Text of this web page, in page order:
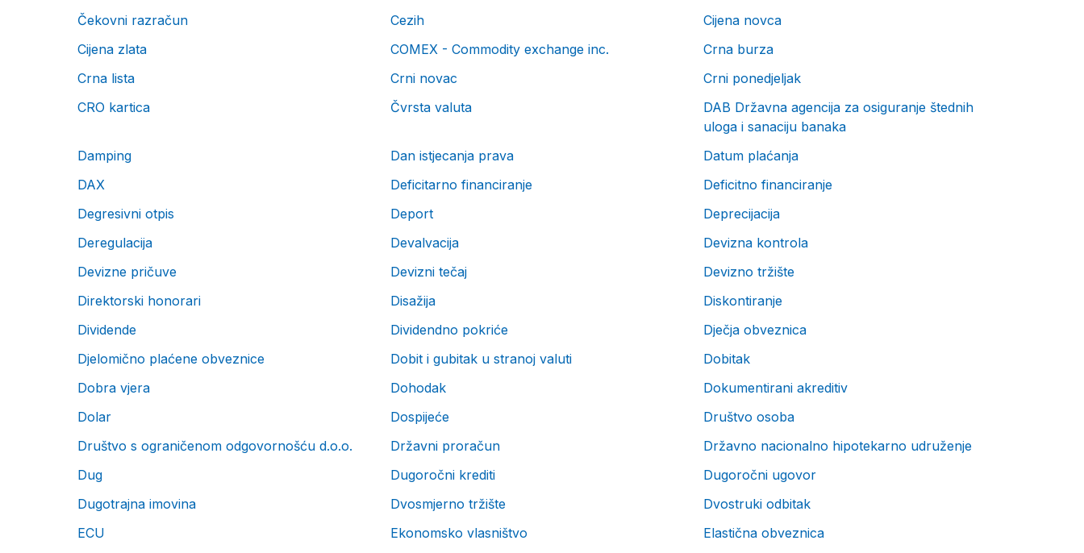
Čekovni razračun
Cezih
Cijena novca
Cijena zlata
COMEX - Commodity exchange inc.
Crna burza
Crna lista
Crni novac
Crni ponedjeljak
CRO kartica
Čvrsta valuta
DAB Državna agencija za osiguranje štednih
uloga i sanaciju banaka
Damping
Dan istjecanja prava
Datum plaćanja
DAX
Deficitarno financiranje
Deficitno financiranje
Degresivni otpis
Deport
Deprecijacija
Deregulacija
Devalvacija
Devizna kontrola
Devizne pričuve
Devizni tečaj
Devizno tržište
Direktorski honorari
Disažija
Diskontiranje
Dividende
Dividendno pokriće
Dječja obveznica
Djelomično plaćene obveznice
Dobit i gubitak u stranoj valuti
Dobitak
Dobra vjera
Dohodak
Dokumentirani akreditiv
Dolar
Dospijeće
Društvo osoba
Društvo s ograničenom odgovornošću d.o.o.
Državni proračun
Državno nacionalno hipotekarno udruženje
Dug
Dugoročni krediti
Dugoročni ugovor
Dugotrajna imovina
Dvosmjerno tržište
Dvostruki odbitak
ECU
Ekonomsko vlasništvo
Elastična obveznica